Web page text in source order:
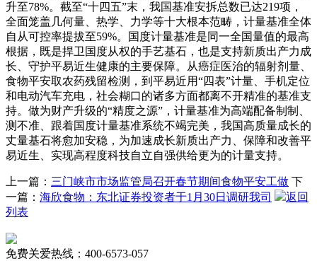
升至78%。截至“十四五”末，我国基准安拆总数已达219项，
全面笼盖几何量、热学、力学等十大根本范畴，计量基准全体
自从可控率提拔至59%。国度计量基准是同一全国量值的最高
根据，既是捍卫国度从权的手艺基石，也是支持新质出产力成
长、守护平易近生健康的主要保障。从癌症医治的辐射剂量、
食物平安取农药残留检测，到平易近用“四表”计量、手机定位
和电动汽车充电，社会糊口的诸多方面都离不开精准的基准支
持。做为财产升级的“精度之源”，计量基准为高端配备制制、
测不准、跟着国度计量基准系统不竭完美，我国高质量成长的
丈量基石将愈加安稳，为加速成长新质出产力、保障和改善平
易近生、实现高程度科技自立自强供给更为的计量支持。
上一篇： 三门峡市市场监管局召开春节期间食物平安工做 下
一篇： 海欣食物：东北证券投资者于1月30日调研我司
返回
列表
免费关爱热线：400-6573-057